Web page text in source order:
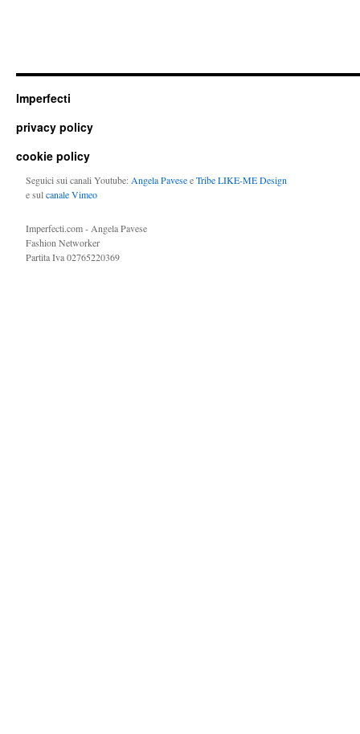
Imperfecti
privacy policy
cookie policy
Seguici sui canali Youtube: Angela PaveseeTribe LIKE-ME Design
e sulcanale Vimeo
Imperfecti.com - Angela Pavese
Fashion Networker
Partita Iva 02765220369